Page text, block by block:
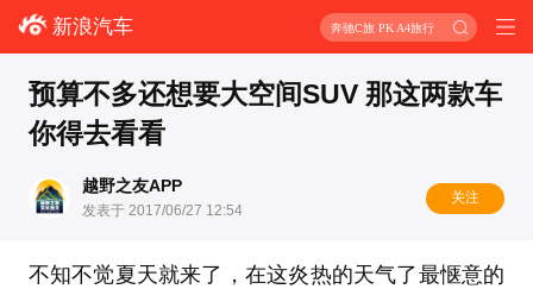
新浪汽车 奔驰C旅 PK A4旅行
预算不多还想要大空间SUV 那这两款车
你得去看看
越野之友APP
发表于 2017/06/27 12:54
关注
不知不觉夏天就来了，在这炎热的天气了最惬意的